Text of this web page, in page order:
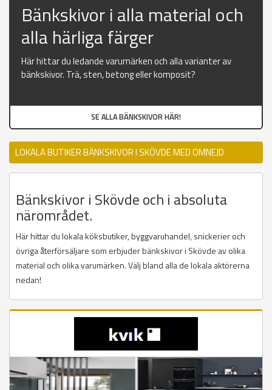
Bänkskivor i alla material och
alla härliga färger
Här hittar du ledande varumärken och alla varianter av
bänkskivor. Trä, sten, betong eller komposit?
SE ALLA BÄNKSKIVOR HÄR!
LOKALA BUTIKER BÄNKSKIVOR I SKÖVDE MED OMNEJD
Bänkskivor i Skövde och i absoluta
närområdet.
Här hittar du lokala köksbutiker, byggvaruhandel, snickerier och
övriga återförsäljare som erbjuder bänkskivor i Skövde av olika
material och olika varumärken. Välj bland alla de lokala aktörerna
nedan!